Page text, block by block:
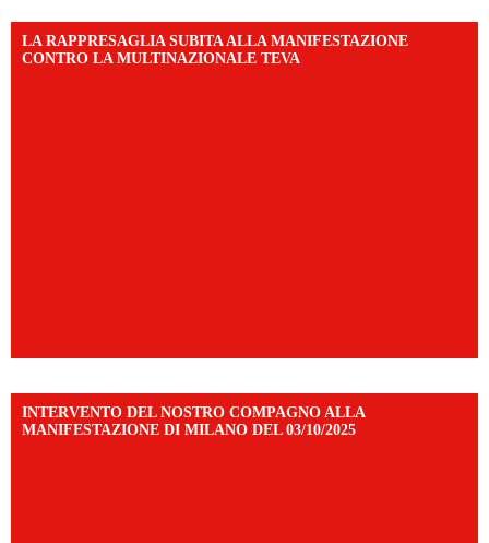
LA RAPPRESAGLIA SUBITA ALLA MANIFESTAZIONE
CONTRO LA MULTINAZIONALE TEVA
INTERVENTO DEL NOSTRO COMPAGNO ALLA
MANIFESTAZIONE DI MILANO DEL 03/10/2025